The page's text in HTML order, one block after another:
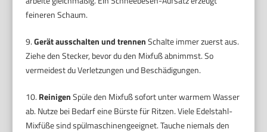
feineren Schaum.
9.Gerät ausschalten und trennenSchalte immer zuerst aus.
Ziehe den Stecker, bevor du den Mixfuß abnimmst. So
vermeidest du Verletzungen und Beschädigungen.
10. ReinigenSpüle den Mixfuß sofort unter warmem Wasser
ab. Nutze bei Bedarf eine Bürste für Ritzen. Viele Edelstahl-
Mixfüße sind spülmaschinengeeignet. Tauche niemals den